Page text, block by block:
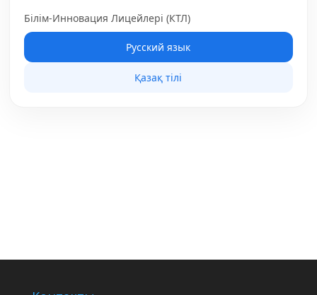
Білім-Инновация Лицейлері (КТЛ)
Русский язык
Қазақ тілі